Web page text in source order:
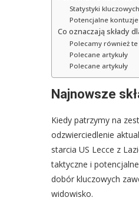
Statystyki
Potencjalne kontuzje
Co oznaczają składy
Polecamy również te
Polecane artykuły
Polecane artykuły
Najnowsze
Kiedy patrzymy na
odzwierciedlenie
starcia US Lecce z
taktyczne i
dobór kluczowych
widowisko.